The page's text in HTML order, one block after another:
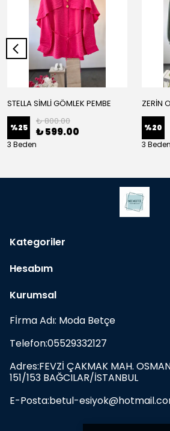
STELLA SİMLİ GÖMLEK PEMBE
%25
₺ 800.00
₺ 599.00
3 Beden
ZERİN
%20
3 Beden
Kategoriler
Hesabım
Kurumsal
Fİrma Adı: Moda Betçe
Telefon:05529332127
Adres:FEVZİ ÇAKMAK MAH.
151/153 BAĞCILAR/İSTANBUL
E-Posta:betul-